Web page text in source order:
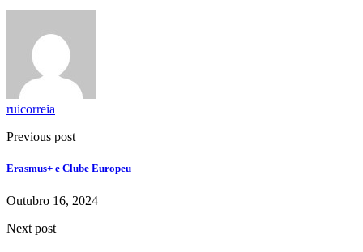
ruicorreia
Previous post
Erasmus+ e Clube Europeu
Outubro 16, 2024
Next post